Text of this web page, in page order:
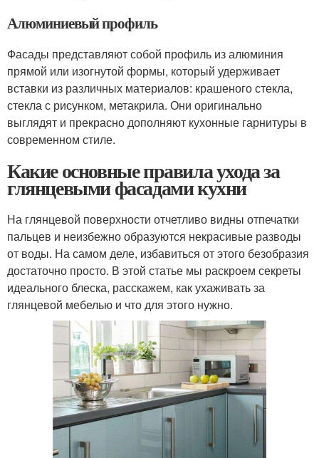
Алюминиевый профиль
Фасады представляют собой профиль из алюминия
прямой или изогнутой формы, который удерживает
вставки из различных материалов: крашеного стекла,
стекла с рисунком, метакрила. Они оригинально
выглядят и прекрасно дополняют кухонные гарнитуры в
современном стиле.
Какие основные правила ухода за
глянцевыми фасадами кухни
На глянцевой поверхности отчетливо видны отпечатки
пальцев и неизбежно образуются некрасивые разводы
от воды. На самом деле, избавиться от этого безобразия
достаточно просто. В этой статье мы раскроем секреты
идеального блеска, расскажем, как ухаживать за
глянцевой мебелью и что для этого нужно.